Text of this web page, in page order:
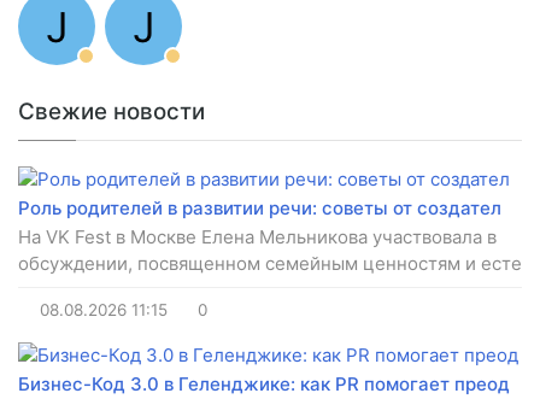
J
J
Свежие новости
Роль родителей в развитии речи: советы от создател
На VK Fest в Москве Елена Мельникова участвовала в
обсуждении, посвященном семейным ценностям и есте
08.08.2026 11:15 0
Бизнес-Код 3.0 в Геленджике: как PR помогает преод